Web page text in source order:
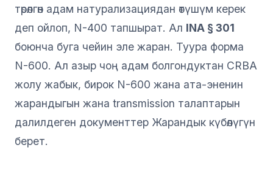
төрөлгөн адам натурализациядан өтүшүм керек
деп ойлоп, N-400 тапшырат. Ал INA § 301
боюнча буга чейин эле жаран. Туура форма
N-600. Ал азыр чоң адам болгондуктан CRBA
жолу жабык, бирок N-600 жана ата-эненин
жарандыгын жана transmission талаптарын
далилдеген документтер Жарандык күбөлүгүн
берет.